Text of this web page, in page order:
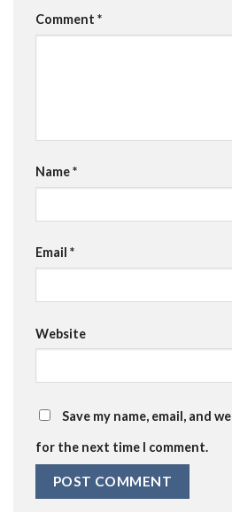
Comment *
Name*
Email *
Website
Save my name, email, and
for the next time I comment.